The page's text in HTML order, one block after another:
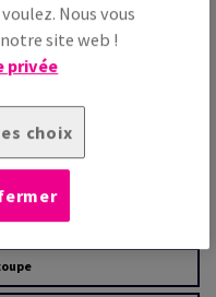
Nous vous
site web !
privée
choix